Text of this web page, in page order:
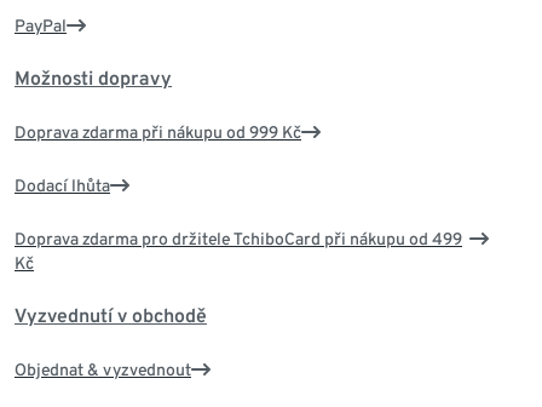
PayPal
Možnosti dopravy
Doprava zdarma při nákupu od 999 Kč
Dodací lhůta
Doprava zdarma pro držitele TchiboCard při nákupu od 499
Kč
Vyzvednutí v obchodě
Objednat & vyzvednout